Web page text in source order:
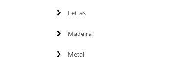
Letras
Madeira
Metal